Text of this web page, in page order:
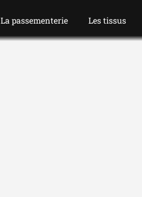
La passementerie Les tissus